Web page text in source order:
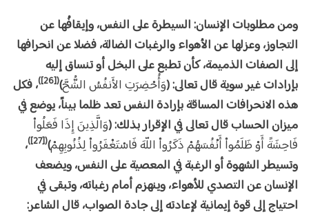
ومن مطلوبات الإنسان: السيطرة على النفس، وإيقافُها عن
التجاوز، وعزلها عن الأهواء والرغبات الضالة، فضلا عن انحرافها
إلى الصفات الذميمة، كأن تطبع على البخل أو تنساق إليه
بإرادات غير سوية قال تعالى: (وَأُحْضِرَتِ الأَنفُسُ الشُّحَّ)
([26])
، فكل
هذه الانحرافات المساقة بإرادة النفس تعد ظلما بيناً، يوضع في
ميزان الحساب قال تعالى في الإقرار بذلك: (وَالَّذِينَ إِذَا فَعَلُواْ
فَاحِشَةً أَوْ ظَلَمُواْ أَنْفُسَهُمْ ذَكَرُواْ اللّهَ فَاسْتَغْفَرُواْ لِذُنُوبِهِمْ)
([27])
،
وتسيطر الشهوة أو الرغبة في المعصية على النفس، ويضعف
الإنسان عن التصدي للأهواء، وينهزم أمام رغباته، وتبقى في
احتياج إلى قوة إيمانية لإعادته إلى جادة الصواب، قال الشاعر: